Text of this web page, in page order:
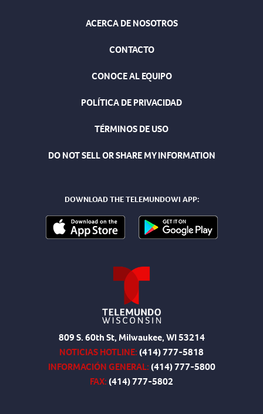
ACERCA DE NOSOTROS
CONTACTO
CONOCE AL EQUIPO
POLÍTICA DE PRIVACIDAD
TÉRMINOS DE USO
DO NOT SELL OR SHARE MY INFORMATION
DOWNLOAD THE TELEMUNDOWI APP:
809 S. 60th St, Milwaukee, WI 53214
NOTICIAS HOTLINE:(414) 777-5818
INFORMACIÓN GENERAL:(414) 777-5800
FAX:(414) 777-5802